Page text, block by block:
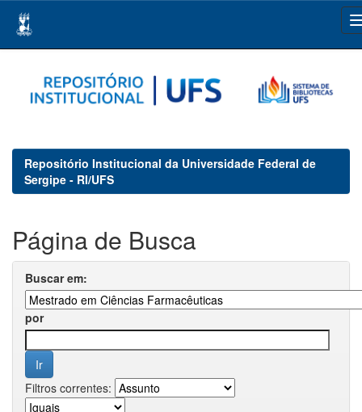
navigation
Repositório Institucional da Universidade Federal de
Sergipe - RI/UFS
Página de Busca
Buscar em:
por
Filtros correntes: